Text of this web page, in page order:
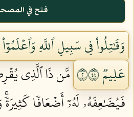
فتح في
وَقَٰتِلُواْ فِي سَبِيلِ ٱللَّهِ
عَلِيمٞ ٢٤٤
مَّن ذَا ٱلَّذِي
فَيُضَٰعِفَهُۥ لَهُۥٓ أَضۡعَافٗا